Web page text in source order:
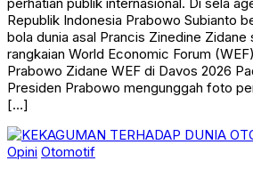
Republik Indonesia Prabowo Subianto
bola dunia asal Prancis Zinedine Zidane
rangkaian World Economic Forum
Prabowo Zidane WEF di Davos 2026
Presiden Prabowo mengunggah foto
[…]
Opini Otomotif